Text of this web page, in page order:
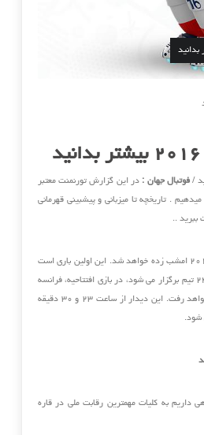
فوتبال جهان : در این گزارش تورنمنت معتبر
قرار میدهیم . تاریخچه تا میزبانی و پیشبینی قهرمانی
ببرید ..
سوت آغاز جام ملت های اروپا ۲۰۱۶ امشب زده خواهد شد. این اولین باری است
که این تورنمنت معتبر با حضور ۲۴ تیم برگزار می شود، در بازی افتتاحیه، فرانسه
میزبان مقابل رومانی به میدان خواهد رفت. این دیدار از ساعت ۲۳ و ۳۰ دقیقه
شود.
داریم به کلیات مهمترین رقابت ملی در قاره